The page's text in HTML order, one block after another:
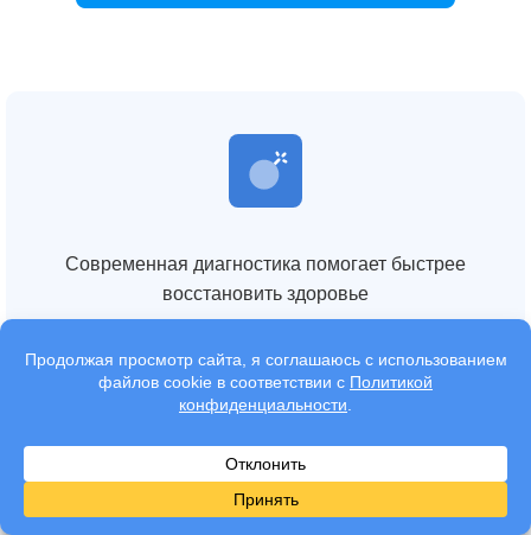
Современная диагностика помогает быстрее
восстановить здоровье
Снижение работоспособности влияет на качество
жизни и финансовую стабильность